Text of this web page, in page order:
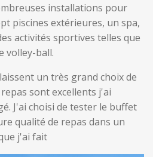
installations pour
piscines extérieures, un spa,
activités sportives telles que
volley-ball.
un très grand choix de
sont excellents j'ai
J'ai choisi de tester le buffet
qualité de repas dans un
j'ai fait